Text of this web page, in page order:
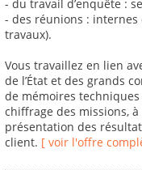
- du travail d’enquête :
- des réunions : internes
travaux).
Vous travaillez en lien
de l’État et des grands
de mémoires
chiffrage des missions,
présentation des
client. [ voir l'offre